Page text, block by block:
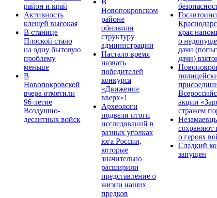
район и край
Активность
клещей высокая
В станице
Плоской стало
на одну бытовую
проблему
меньше
В
Новопокровской
вчера отметили
96-летие
Воздушно-
десантных войск
В
Новопокровском
районе
обновили
структуру
администрации
Настало время
назвать
победителей
конкурса
«Движение
вверх»!
Археологи
подвели итоги
исследований в
разных уголках
юга России,
которые
значительно
расширили
представление о
жизни наших
предков
края
о
дачи
дачи)
акции
стражем
сохраняют
о героях
Сладкий
запущен